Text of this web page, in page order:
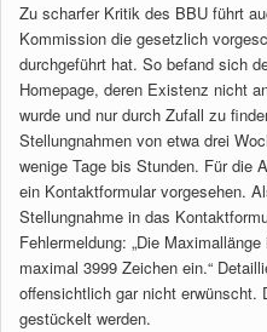
Zu scharfer Kritik des BBU führt
Kommission die gesetzlich
durchgeführt hat. So befand sich
Homepage, deren Existenz nicht
wurde und nur durch Zufall zu
Stellungnahmen von etwa drei
wenige Tage bis Stunden. Für die
ein Kontaktformular vorgesehen.
Stellungnahme in das
Fehlermeldung: „Die
maximal 3999 Zeichen ein.“
offensichtlich gar nicht erwünscht.
gestückelt werden.